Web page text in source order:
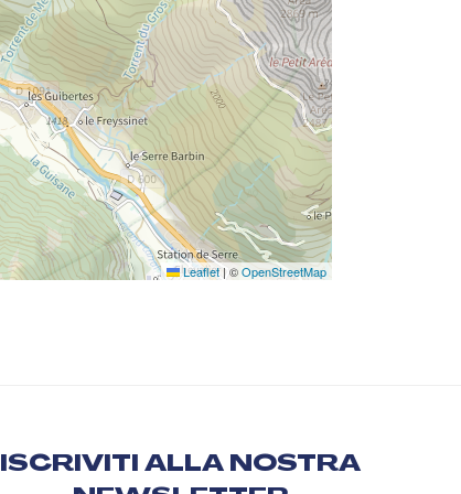
Leaflet | ©OpenStreetMap
ISCRIVITI ALLA NOSTRA